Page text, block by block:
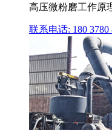
高压微粉磨工作原
联系电话: 180 3780